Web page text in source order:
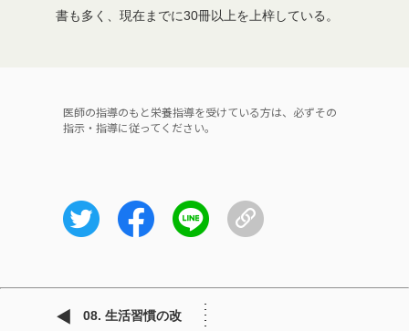
書も多く、現在までに30冊以上を上梓している。
医師の指導のもと栄養指導を受けている方は、必ずその
指示・指導に従ってください。
08. 生活習慣の改